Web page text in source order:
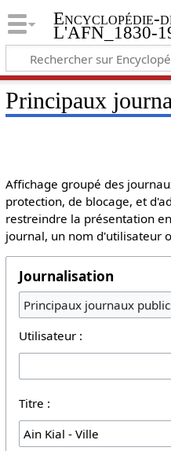
Encyclopédie-
L'AFN_1830-
Principaux
Affichage groupé des
protection, de blocage, et
restreindre la présentation
journal, un nom d'utilisateur
Journalisation
Principaux journaux
Utilisateur :
Titre :